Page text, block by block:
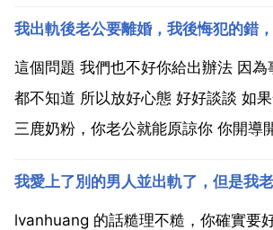
我出軌後老公要離婚，我後悔犯的錯
這個問題 我們也不好你給出辦法 因為
都不知道 所以放好心態 好好談談 如
三鹿奶粉，你老公就能原諒你 你開導
軌老公要和我離婚我該怎麼辦，現在
公要離婚是正常的，如果不離反而不
lvanhuang 的話糙理不糙，你確實要